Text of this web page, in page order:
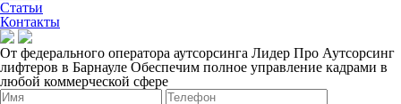
Статьи
Контакты
От федерального оператора аутсорсинга Лидер Про Аутсорсинг
лифтеров в Барнауле Обеспечим полное управление кадрами в
любой коммерческой сфере